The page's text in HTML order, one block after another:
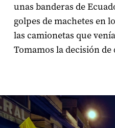
unas banderas de
golpes de machetes en
las camionetas que
Tomamos la decisión de